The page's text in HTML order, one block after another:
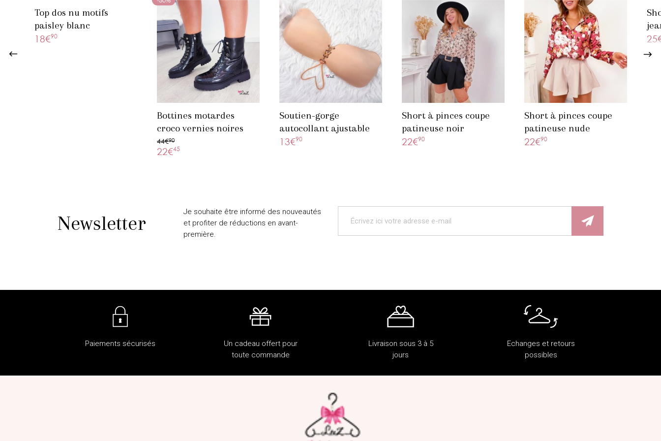
Top dos nu motifs
paisley blanc
18€90
Bottines motardes
croco vernies noires
44€90
22€45
Soutien-gorge
autocollant ajustable
beige
13€90
Short à pinces coupe
patineuse noir
22€90
Short à pinces coupe
patineuse nude
22€90
Newsletter
Je souhaite être informé des nouveautés
et profiter de réductions en avant-
première.
Paiements sécurisés
Un cadeau offert pour
toute commande
Livraison sous 3 à 5
jours
Echanges et retours
possibles